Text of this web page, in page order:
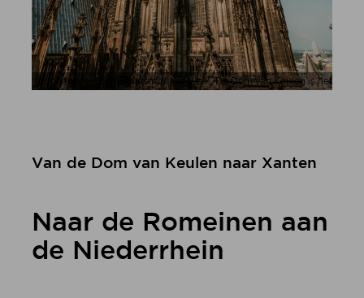
Johannes Höhn, Tourismus NRW e.V., De Dom van Keulen is het
Van de Dom van Keulen naar Xanten
Naar de Romeinen aan
de Niederrhein